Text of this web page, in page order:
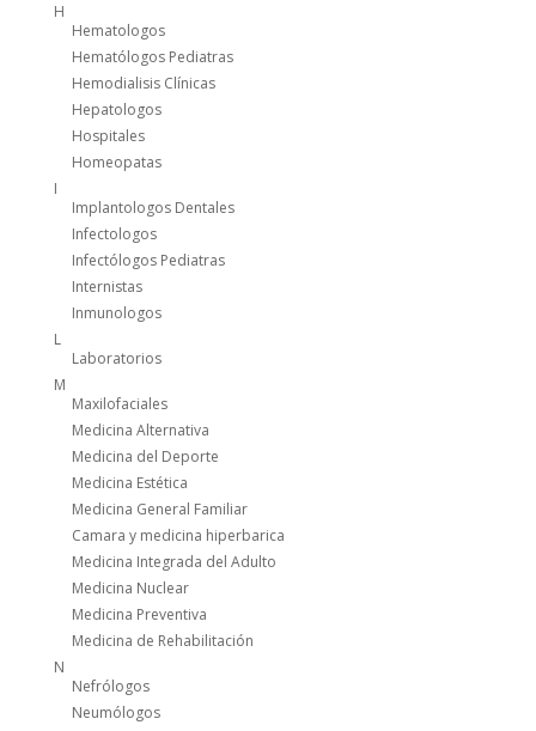
H
Hematologos
Hematólogos Pediatras
Hemodialisis Clínicas
Hepatologos
Hospitales
Homeopatas
I
Implantologos Dentales
Infectologos
Infectólogos Pediatras
Internistas
Inmunologos
L
Laboratorios
M
Maxilofaciales
Medicina Alternativa
Medicina del Deporte
Medicina Estética
Medicina General Familiar
Camara y medicina hiperbarica
Medicina Integrada del Adulto
Medicina Nuclear
Medicina Preventiva
Medicina de Rehabilitación
N
Nefrólogos
Neumólogos